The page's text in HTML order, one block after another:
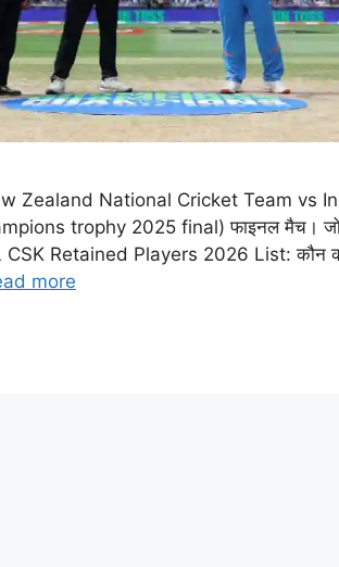
Zealand National Cricket Team vs
trophy 2025 final) फाइनल मैच। जो 9
CSK Retained Players 2026 List: कौन
more